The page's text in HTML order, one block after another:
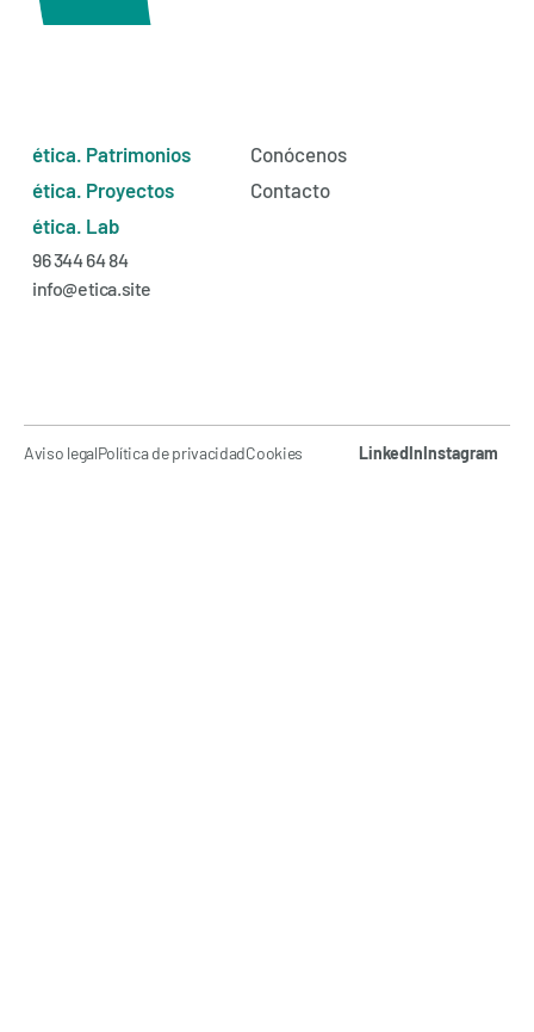
ética. Patrimonios
ética. Proyectos
ética. Lab
Conócenos
Contacto
96 344 64 84
info@etica.site
Aviso legalPolítica de privacidadCookies LinkedInInstagram